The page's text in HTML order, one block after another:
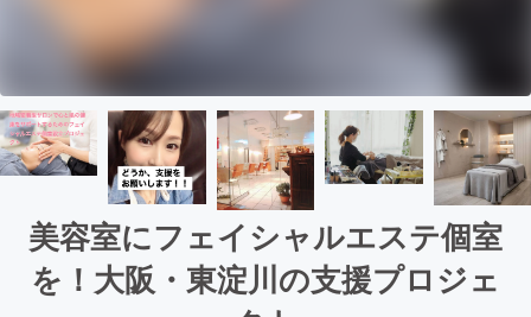
美容室にフェイシャルエステ個室
を！大阪・東淀川の支援プロジェ